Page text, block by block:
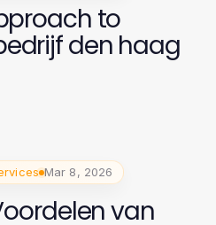
to
den haag
Mar 8, 2026
van